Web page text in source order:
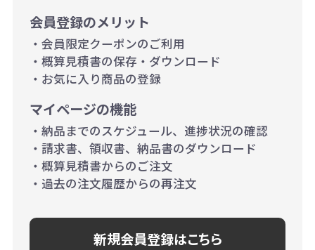
1,000個以上：28円（1個当た
り）
会員登録のメリット
・会員限定クーポンのご利用
・概算見積書の保存・ダウンロード
・お気に入り商品の登録
マイページの機能
・納品までのスケジュール、進捗状況の確認
・請求書、領収書、納品書のダウンロード
・概算見積書からのご注文
・過去の注文履歴からの再注文
新規会員登録はこちら